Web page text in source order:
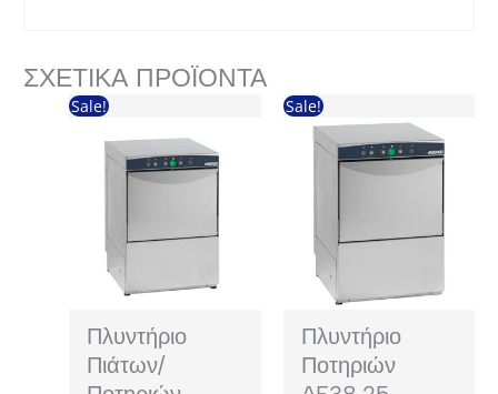
ΣΧΕΤΙΚΆ ΠΡΟΪΌΝΤΑ
Sale!
Πλυντήριο
Πιάτων/
Sale!
Πλυντήριο
Ποτηριών